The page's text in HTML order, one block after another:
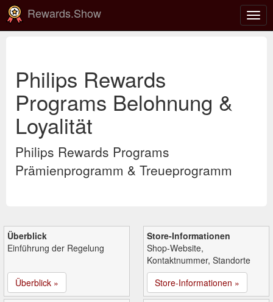
ein-/
Rewards.Show
Philips Rewards
Programs Belohnung &
Loyalität
Philips Rewards Programs
Prämienprogramm & Treueprogramm
Überblick
Einführung der Regelung
Überblick »
Store-Informationen
Shop-Website,
Kontaktnummer, Standorte
Store-Informationen »